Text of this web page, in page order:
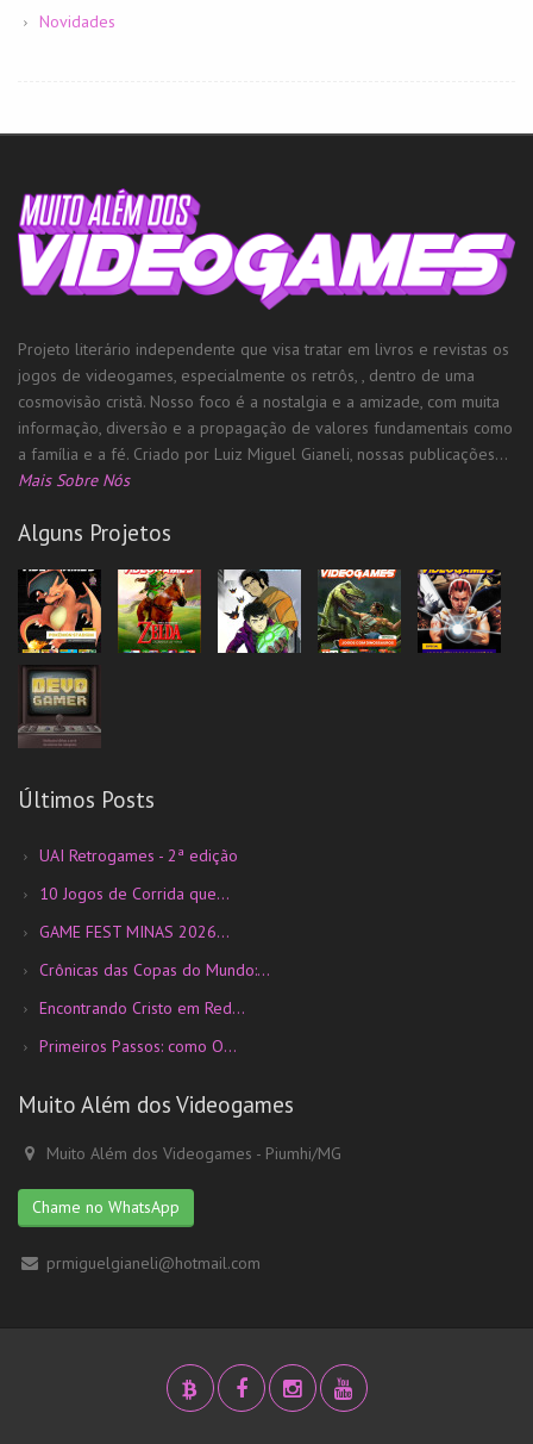
Novidades
Projeto literário independente que visa tratar em livros e revistas os
jogos de videogames, especialmente os retrôs, , dentro de uma
cosmovisão cristã. Nosso foco é a nostalgia e a amizade, com muita
informação, diversão e a propagação de valores fundamentais como
a família e a fé. Criado por Luiz Miguel Gianeli, nossas publicações...
Mais Sobre Nós
Alguns Projetos
Últimos Posts
UAI Retrogames - 2ª edição
10 Jogos de Corrida que...
GAME FEST MINAS 2026...
Crônicas das Copas do Mundo:...
Encontrando Cristo em Red...
Primeiros Passos: como O...
Muito Além dos Videogames
Muito Além dos Videogames - Piumhi/MG
Chame no WhatsApp
prmiguelgianeli@hotmail.com